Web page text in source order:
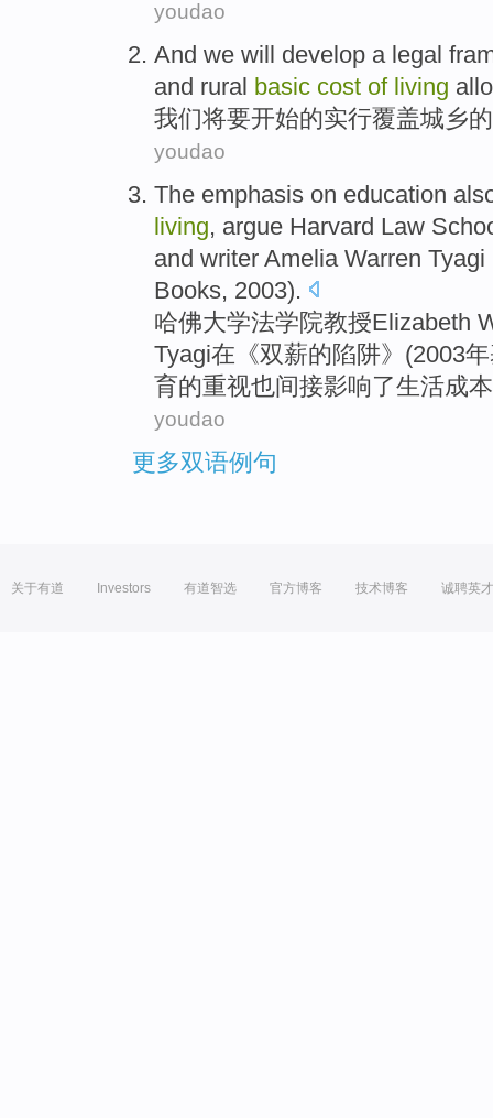
youdao
And we will develop a legal
and rural basic cost of living
我们将要开始的实行覆盖城乡的
youdao
The emphasis on education
living, argue Harvard Law
and writer Amelia Warren Tyagi
Books, 2003).
哈佛大学法学院教授Elizabeth
Tyagi在 《双薪的陷阱》(2003年
育的重视也间接影响了生活成本
youdao
更多双语例句
关于有道 Investors 有道智选 官方博客 技术博客 诚聘英才